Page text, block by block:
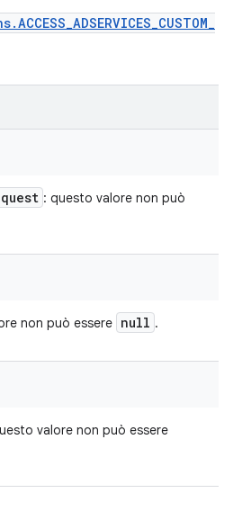
: questo valore non può
non può essere null .
valore non può essere